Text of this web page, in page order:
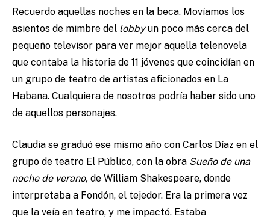
Recuerdo aquellas noches en la beca. Movíamos los
asientos de mimbre del lobbyun poco más cerca del
pequeño televisor para ver mejor aquella telenovela
que contaba la historia de 11 jóvenes que coincidían en
un grupo de teatro de artistas aficionados en La
Habana. Cualquiera de nosotros podría haber sido uno
de aquellos personajes.
Claudia se graduó ese mismo año con Carlos Díaz en el
grupo de teatro El Público, con la obra Sueño de una
noche de verano, de William Shakespeare, donde
interpretaba a Fondón, el tejedor. Era la primera vez
que la veía en teatro, y me impactó. Estaba